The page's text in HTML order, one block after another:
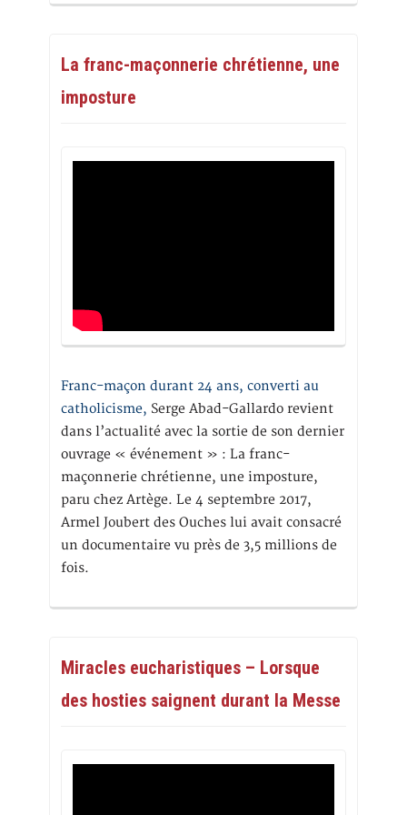
La franc-maçonnerie chrétienne, une
imposture
Franc-maçon durant 24 ans, converti au
catholicisme, Serge Abad-Gallardo revient
dans l’actualité avec la sortie de son dernier
ouvrage « événement » : La franc-
maçonnerie chrétienne, une imposture,
paru chez Artège. Le 4 septembre 2017,
Armel Joubert des Ouches lui avait consacré
un documentaire vu près de 3,5 millions de
fois.
Miracles eucharistiques – Lorsque
des hosties saignent durant la Messe